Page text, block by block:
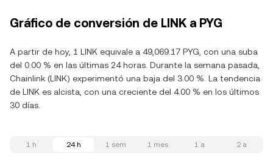
Gráfico de conversión de LINK a PYG
A partir de hoy, 1 LINK equivale a 49,069.17 PYG, con una suba
del 0.00 % en las últimas 24 horas. Durante la semana pasada,
Chainlink (LINK) experimentó una baja del 3.00 %. La tendencia
de LINK es alcista, con una creciente del 4.00 % en los últimos
30 días.
1 h 24 h 1 sem 1 mes 1 a 2 a